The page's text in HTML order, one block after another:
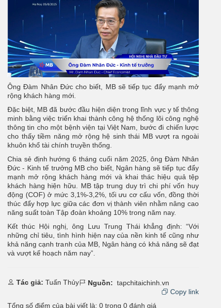
Ông Đàm Nhân Đức cho biết, MB sẽ tiếp tục đẩy mạnh mở
rộng khách hàng mới.
Đặc biệt, MB đã bước đầu hiện diện trong lĩnh vực y tế thông
minh bằng việc triển khai thành công hệ thống lõi công nghệ
thông tin cho một bệnh viện tại Việt Nam, bước đi chiến lược
cho thấy tiềm năng mở rộng hệ sinh thái MB vượt ra ngoài
khuôn khổ tài chính truyền thống.
Chia sẻ định hướng 6 tháng cuối năm 2025, ông Đàm Nhân
Đức - Kinh tế trưởng MB cho biết, Ngân hàng sẽ tiếp tục đẩy
mạnh mở rộng khách hàng mới và khai thác hiệu quả tệp
khách hàng hiện hữu. MB tập trung duy trì chi phí vốn huy
động (COF) ở mức 3,1%-3,2%, tối ưu cơ cấu vốn, đồng thời
thúc đẩy hợp lực giữa các đơn vị thành viên nhằm nâng cao
năng suất toàn Tập đoàn khoảng 10% trong năm nay.
Kết thúc Hội nghị, ông Lưu Trung Thái khẳng định: “Với
những chỉ tiêu, tình hình hiện nay của nền kinh tế cũng như
khả năng cạnh tranh của MB, Ngân hàng có khả năng sẽ đạt
và vượt kế hoạch năm nay”.
Tác giả: Tuấn Thủy Nguồn: tapchitaichinh.vn
Copy link
Tổng số điểm của bài viết là: 0 trong 0 đánh giá